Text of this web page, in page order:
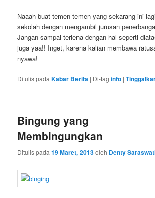
Naaah buat temen-temen yang sekarang ini
sekolah dengan mengambil jurusan
Jangan sampai terlena dengan hal seperti
juga yaa!! Inget, karena kalian membawa
nyawa!
Ditulis pada Kabar Berita | Di-tag info |
Bingung yang
Membingungkan
Ditulis pada19 Maret, 2013oleh Denty